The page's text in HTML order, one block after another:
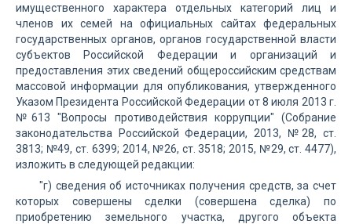
имущественного характера отдельных категорий лиц и
членов их семей на официальных сайтах федеральных
государственных органов, органов государственной власти
субъектов Российской Федерации и организаций и
предоставления этих сведений общероссийским средствам
массовой информации для опубликования, утвержденного
Указом Президента Российской Федерации от 8 июля 2013 г.
№613 "Вопросы противодействия коррупции" (Собрание
законодательства Российской Федерации, 2013, №28, ст.
3813; №49, ст. 6399; 2014, №26, ст. 3518; 2015, №29, ст. 4477),
изложить в следующей редакции:
"г) сведения об источниках получения средств, за счет
которых совершены сделки (совершена сделка) по
приобретению земельного участка, другого объекта